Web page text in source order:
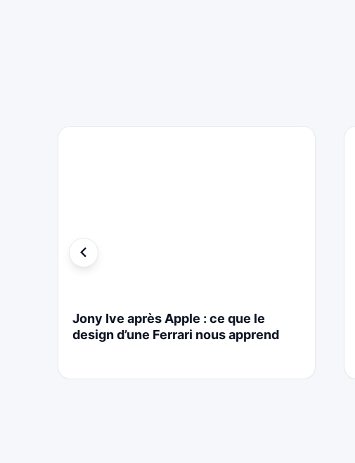
Jony Ive après Apple : ce que le
design d’une Ferrari nous apprend